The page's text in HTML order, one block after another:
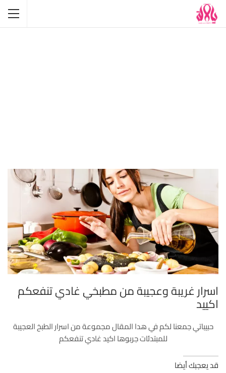
اسرار غريبة وعجيبة من مطبخي غادي تنفعكم
اكييد
حبيباتي جمعنا لكم في هدا المقال مجموعة من اسرار الطبخ العجيبة
للمبتدئات جربوها اكيد غادي تنفعكم
قد يعجبك أيضا